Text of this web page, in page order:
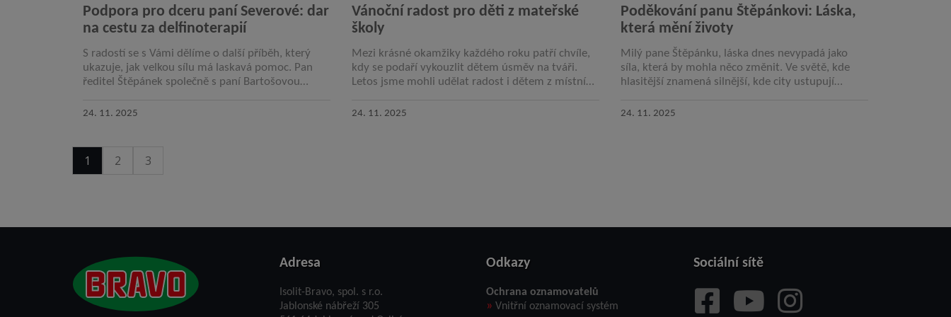
Podpora pro dceru paní Severové: dar
na cestu za delfinoterapií
S radostí se s Vámi dělíme o další příběh, který
ukazuje, jak velkou sílu má laskavá pomoc. Pan
ředitel Štěpánek společně s paní Bartošovou
24. 11. 2025
Vánoční radost pro děti z mateřské
školy
Mezi krásné okamžiky každého roku patří chvíle,
kdy se podaří vykouzlit dětem úsměv na tváři.
Letos jsme mohli udělat radost i dětem z místní
24. 11. 2025
Poděkování panu Štěpánkovi: Láska,
která mění životy
Milý pane Štěpánku, láska dnes nevypadá jako
síla, která by mohla něco změnit. Ve světě, kde
hlasitější znamená silnější, kde city ustupují
24. 11. 2025
1 2 3
Adresa
Isolit-Bravo, spol. s r.o.
Jablonské nábřeží 305
Odkazy
Ochrana oznamovatelů
» Vnitřní oznamovací systém
Sociální sítě